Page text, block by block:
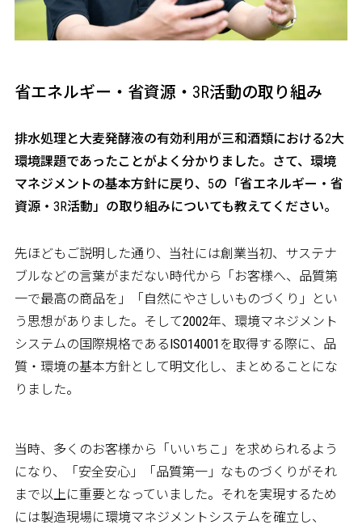
省エネルギー・省資源・3R活動の取り組み
――排水処理と大麦発酵液の有効利用が三和酒類における2大
環境課題であったことがよく分かりました。さて、環境
マネジメントの基本方針に戻り、5の「省エネルギー・省
資源・3R活動」の取り組みについても教えてください。
先ほどもご説明した通り、当社には創業当初、サステナ
ブルなどの言葉がまだない時代から「お客様へ、品質第
一で最高の商品を」「自然にやさしいものづくり」とい
う思想がありました。そして2002年、環境マネジメント
システムの国際規格であるISO14001を取得する際に、品
質・環境の基本方針として明文化し、まとめることにな
りました。
当時、多くのお客様から「いいちこ」を求められるよう
になり、「安全安心」「品質第一」なものづくりがそれ
まで以上に重要となっていました。それを実現するため
には製造現場に環境マネジメントシステムを確立し、